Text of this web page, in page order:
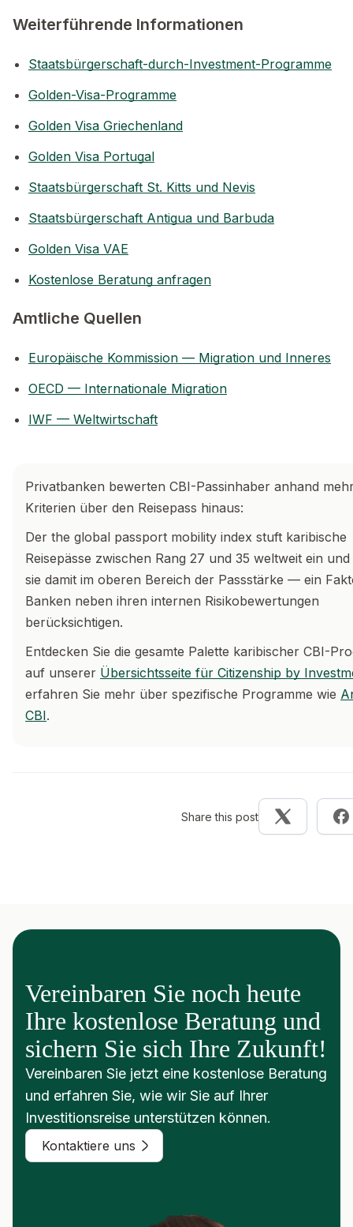
Weiterführende Informationen
Staatsbürgerschaft-durch-Investment-Programme
Golden-Visa-Programme
Golden Visa Griechenland
Golden Visa Portugal
Staatsbürgerschaft St. Kitts und Nevis
Staatsbürgerschaft Antigua und Barbuda
Golden Visa VAE
Kostenlose Beratung anfragen
Amtliche Quellen
Europäische Kommission — Migration und Inneres
OECD — Internationale Migration
IWF — Weltwirtschaft
Privatbanken bewerten CBI-Passinhaber anhand
Kriterien über den Reisepass hinaus:
Der the global passport mobility index stuft karibische
Reisepässe zwischen Rang 27 und 35 weltweit ein
sie damit im oberen Bereich der Passstärke — ein
Banken neben ihren internen Risikobewertungen
berücksichtigen.
Entdecken Sie die gesamte Palette karibischer CBI-
auf unserer Übersichtsseite für Citizenship by
erfahren Sie mehr über spezifische Programme wie
CBI.
Share this post
Vereinbaren Sie noch heute
Ihre kostenlose Beratung und
sichern Sie sich Ihre Zukunft!
Vereinbaren Sie jetzt eine kostenlose Beratung
und erfahren Sie, wie wir Sie auf Ihrer
Investitionsreise unterstützen können.
Kontaktiere uns